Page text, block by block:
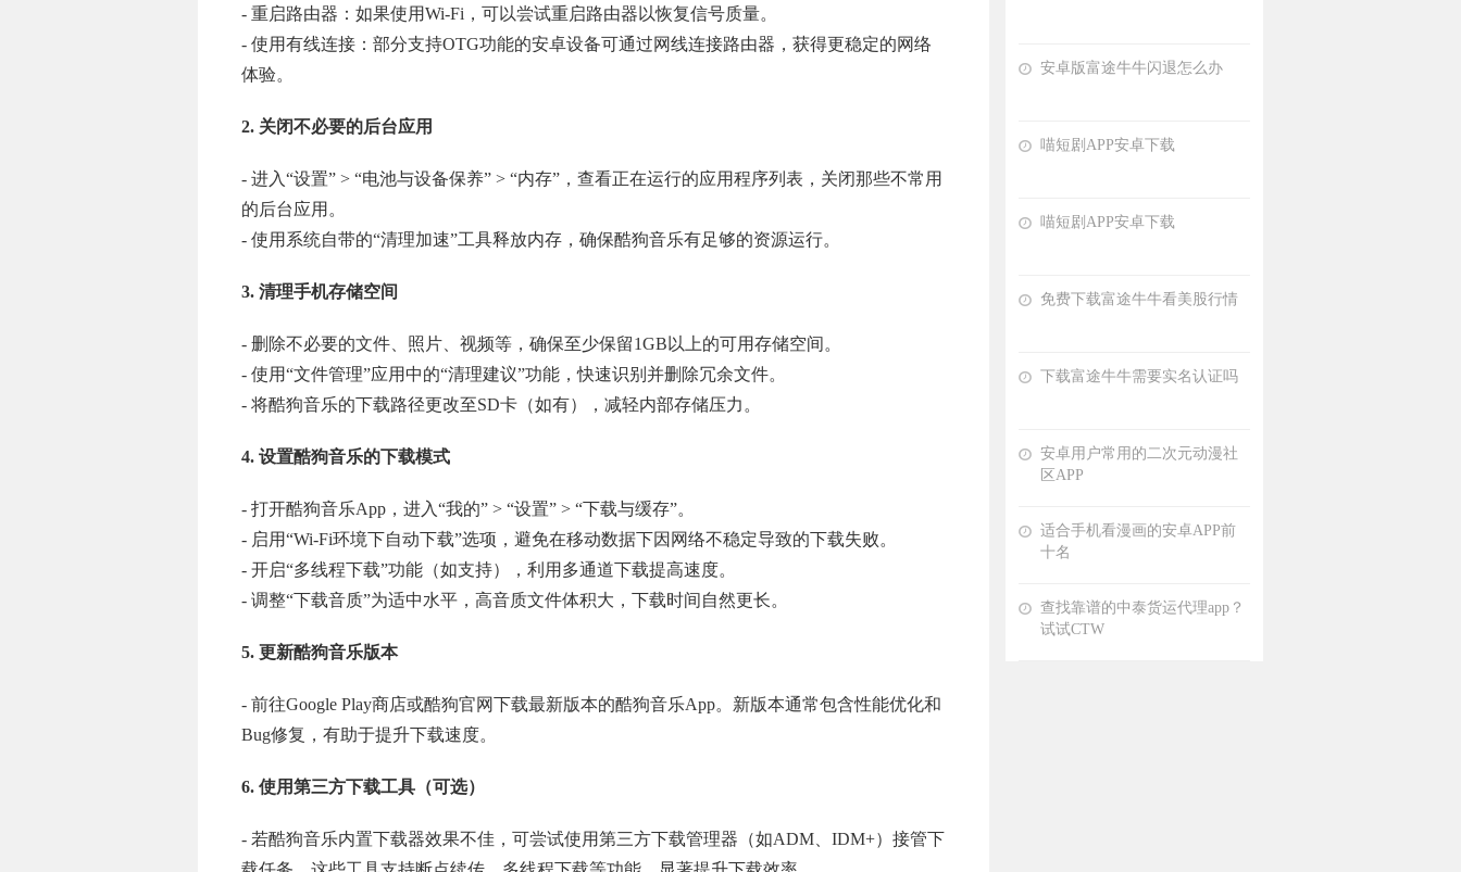
- 重启路由器：如果使用Wi-Fi，可以尝试重启路由器以恢复信号质量。
- 使用有线连接：部分支持OTG功能的安卓设备可通过网线连接路由器，获得更稳定的网络
体验。
2. 关闭不必要的后台应用
- 进入“设置” > “电池与设备保养” > “内存”，查看正在运行的应用程序列表，关闭那些不常用
的后台应用。
- 使用系统自带的“清理加速”工具释放内存，确保酷狗音乐有足够的资源运行。
3. 清理手机存储空间
- 删除不必要的文件、照片、视频等，确保至少保留1GB以上的可用存储空间。
- 使用“文件管理”应用中的“清理建议”功能，快速识别并删除冗余文件。
- 将酷狗音乐的下载路径更改至SD卡（如有），减轻内部存储压力。
4. 设置酷狗音乐的下载模式
- 打开酷狗音乐App，进入“我的” > “设置” > “下载与缓存”。
- 启用“Wi-Fi环境下自动下载”选项，避免在移动数据下因网络不稳定导致的下载失败。
- 开启“多线程下载”功能（如支持），利用多通道下载提高速度。
- 调整“下载音质”为适中水平，高音质文件体积大，下载时间自然更长。
5. 更新酷狗音乐版本
- 前往Google Play商店或酷狗官网下载最新版本的酷狗音乐App。新版本通常包含性能优化和
Bug修复，有助于提升下载速度。
6. 使用第三方下载工具（可选）
- 若酷狗音乐内置下载器效果不佳，可尝试使用第三方下载管理器（如ADM、IDM+）接管下
安卓版富途牛牛闪退怎么办
喵短剧APP安卓下载
喵短剧APP安卓下载
免费下载富途牛牛看美股行情
下载富途牛牛需要实名认证吗
安卓用户常用的二次元动漫社
区APP
适合手机看漫画的安卓APP前
十名
查找靠谱的中泰货运代理app？
试试CTW